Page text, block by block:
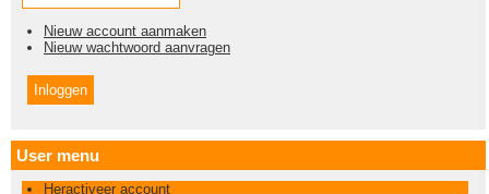
Nieuw account aanmaken
Nieuw wachtwoord aanvragen
User menu
Heractiveer account